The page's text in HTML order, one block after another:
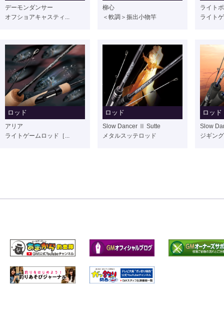
デーモンダンサー
オフショアキャスティ...
柳心
＜軟調＞振出小物竿
ライト
ライト
ロッド
アリア
ライトゲームロッド［...
ロッド
Slow Dancer Ⅱ Sutte
メタルスッテロッド
ロッド
Slow
ジギン